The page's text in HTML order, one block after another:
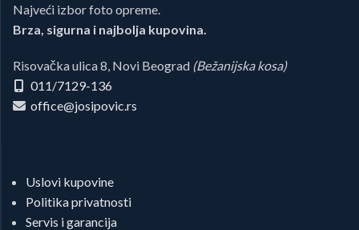
Najveći izbor foto opreme.
Brza, sigurna i najbolja kupovina.
Risovačka ulica 8, Novi Beograd (Bežanijska kosa)
011/7129-136
office@josipovic.rs
Uslovi kupovine
Politika privatnosti
Servis i garancija